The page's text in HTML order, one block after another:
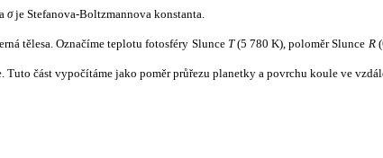
σje Stefanova-Boltzmannova konstanta.
tělesa. Označíme teplotu fotosféry Slunce T(5 780 K), poloměr Slunce R
Tuto část vypočítáme jako poměr průřezu planetky a povrchu koule ve